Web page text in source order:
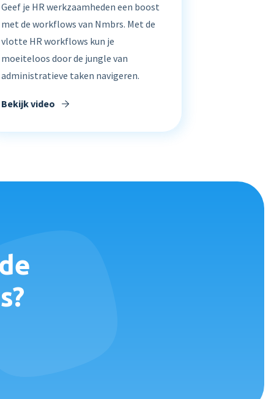
Geef je HR werkzaamheden een boost
met de workflows van Nmbrs. Met de
vlotte HR workflows kun je
moeiteloos door de jungle van
administratieve taken navigeren.
Bekijk video